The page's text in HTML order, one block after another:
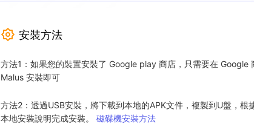
安裝方法
方法1：如果您的裝置安裝了 Google play 商店，只需要在 Google
Malus 安裝即可
方法2：透過USB安裝，將下載到本地的APK文件，複製到U盤，根
本地安裝說明完成安裝。 磁碟機安裝方法